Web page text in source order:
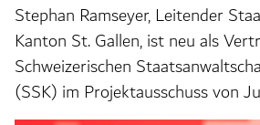
Stephan Ramseyer, Leitender
Kanton St. Gallen, ist neu als
Schweizerischen
(SSK) im Projektausschuss von